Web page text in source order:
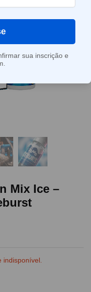
Mix Ice –
indisponível.
sua inscrição e